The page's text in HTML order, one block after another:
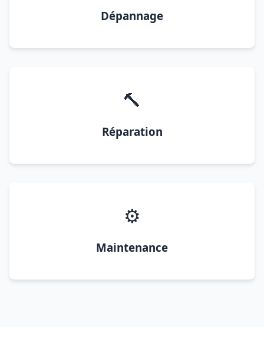
Dépannage
🔨
Réparation
⚙️
Maintenance